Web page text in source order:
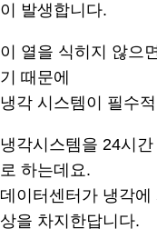
이 발생합니다.
이 열을 식히지 않으
기 때문에
냉각 시스템이 필수
냉각시스템을 24시
로 하는데요.
데이터센터가 냉각에
상을 차지한답니다.